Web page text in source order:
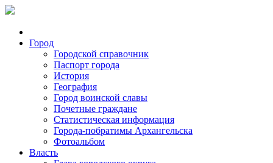
Город
Городской справочник
Паспорт города
История
География
Город воинской славы
Почетные граждане
Статистическая информация
Города-побратимы Архангельска
Фотоальбом
Власть